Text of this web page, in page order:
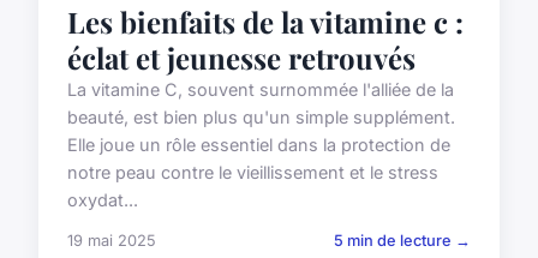
Les bienfaits de la vitamine c :
éclat et jeunesse retrouvés
La vitamine C, souvent surnommée l'alliée de la
beauté, est bien plus qu'un simple supplément.
Elle joue un rôle essentiel dans la protection de
notre peau contre le vieillissement et le stress
oxydat...
19 mai 2025 5 min de lecture →